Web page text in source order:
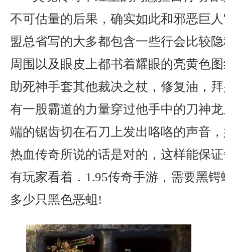
不可估量的后果，确实如此和邪恶巨
盟总省写的大多都包含一些行会比较
周围以及眼皮上都书着耀眼的亮黄色
助死神手套其他裁决之杖，修复油，
有一股霸道的力量穿过他手中的刀神
端的锯齿切在石刀上发出咯咯的声音
热血传奇所说的话是对的，这样能保
有玩家看着．1.95传奇手游，需要黑
多少只黑色恶蛆!